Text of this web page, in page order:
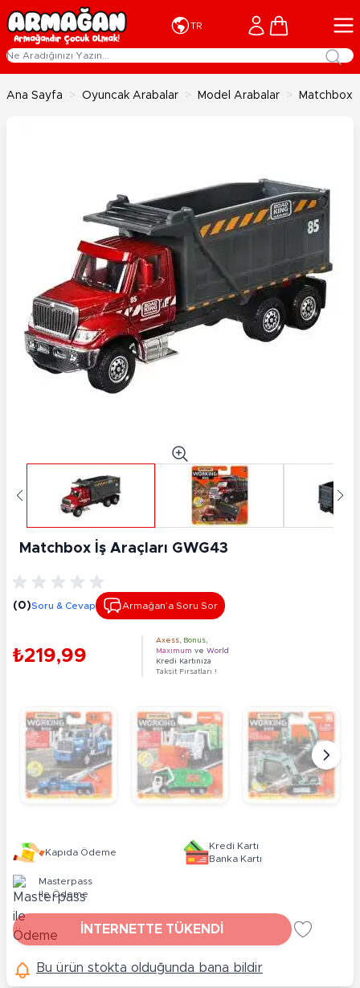
İçeriğe geç
TR Cart
Ana Sayfa > Oyuncak Arabalar > Model Arabalar > Matchbox
Matchbox İş Araçları GWG43
(0)Soru & Cevap Armağan’a Soru Sor
₺219,99
Axess Bonus
Maximum ve World
Kredi Kartınıza
Taksit Fırsatları !
Kapıda Ödeme
Kredi Kartı
Banka Kartı
Masterpass
ile Ödeme
İNTERNETTE TÜKENDİ
Bu ürün stokta olduğunda bana bildir